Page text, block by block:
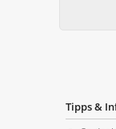
Tipps &